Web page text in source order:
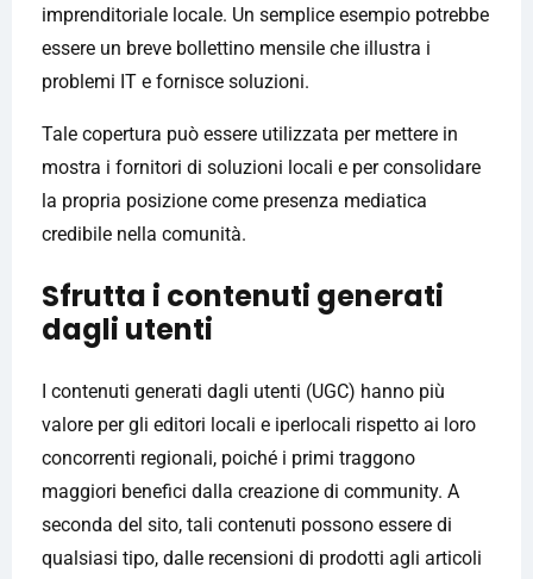
imprenditoriale locale. Un semplice esempio potrebbe
essere un breve bollettino mensile che illustra i
problemi IT e fornisce soluzioni.
Tale copertura può essere utilizzata per mettere in
mostra i fornitori di soluzioni locali e per consolidare
la propria posizione come presenza mediatica
credibile nella comunità.
Sfrutta i contenuti generati
dagli utenti
I contenuti generati dagli utenti (UGC) hanno più
valore per gli editori locali e iperlocali rispetto ai loro
concorrenti regionali, poiché i primi traggono
maggiori benefici dalla creazione di community. A
seconda del sito, tali contenuti possono essere di
qualsiasi tipo, dalle recensioni di prodotti agli articoli